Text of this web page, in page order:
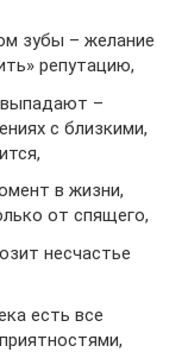
зубы – желание
репутацию,
–
с близкими,
в жизни,
от спящего,
несчастье
есть все